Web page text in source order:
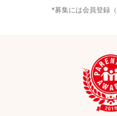
募集には会員登録